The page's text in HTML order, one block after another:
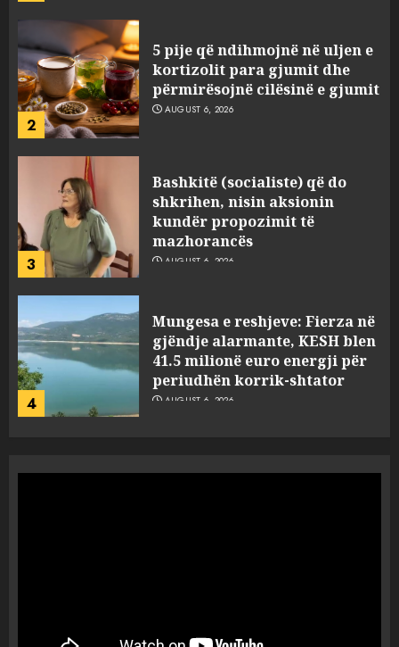
3
Bashkitë (socialiste) që do
shkrihen, nisin aksionin
kundër propozimit të
mazhorancës
4
Mungesa e reshjeve: Fierza në
gjëndje alarmante, KESH blen
41.5 milionë euro energji për
periudhën korrik-shtator
AUGUST 6, 2026
5
Vera të rrezikshme: Si po e
ndryshojnë valët e të nxehtit
dhe zjarret jetën në Europë
AUGUST 6, 2026